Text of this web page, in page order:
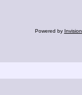
Powered by